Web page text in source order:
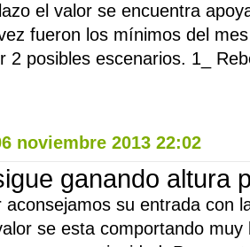
el valor se encuentra
fueron los mínimos del
2 posibles escenarios. 1_
noviembre 2013 22:02
ganando altura
aconsejamos su entrada con
se esta comportando muy